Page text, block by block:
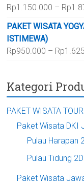
Rp1.150.000 – Rp
PAKET WISATA
ISTIMEWA)
Rp950.000 – Rp
Kategori
PAKET WISATA
Paket Wisata DKI
Pulau Harapan
Pulau Tidung
Paket Wisata